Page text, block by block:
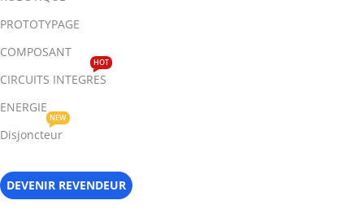
PROTOTYPAGE
COMPOSANT
CIRCUITS INTEGRES
HOT
ENERGIE
Disjoncteur
NEW
DEVENIR REVENDEUR